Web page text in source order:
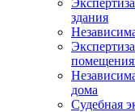
здания
дома
Судебная